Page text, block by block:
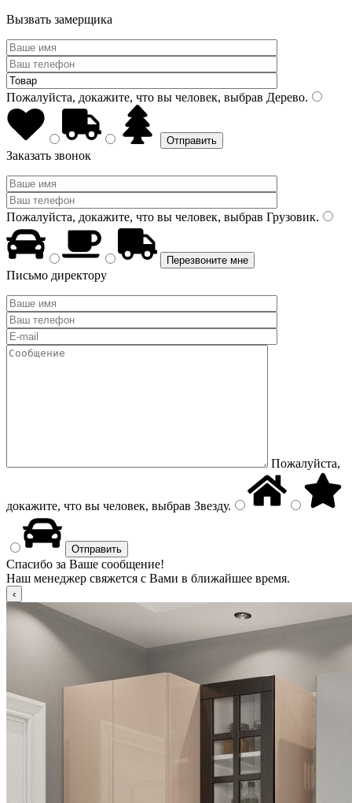
Вызвать замерщика
Пожалуйста, докажите, что вы человек, выбрав Дерево.
Заказать звонок
Пожалуйста, докажите, что вы человек, выбрав Грузовик.
Письмо директору
Пожалуйста,
докажите, что вы человек, выбрав Звезду.
Спасибо за Ваше сообщение!
Наш менеджер свяжется с Вами в ближайшее время.